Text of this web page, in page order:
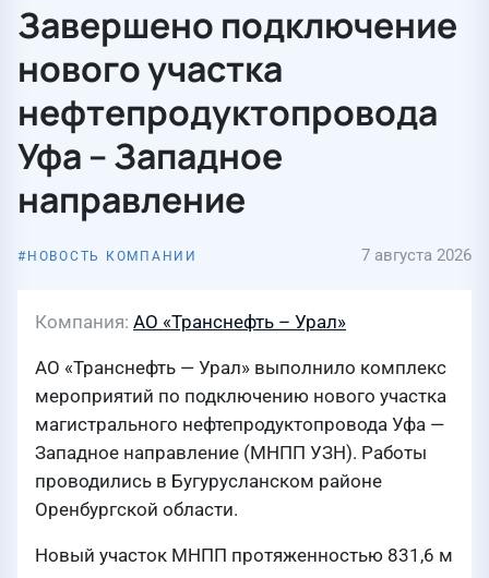
Завершено подключение
нового участка
нефтепродуктопровода
Уфа – Западное
направление
НОВОСТЬ КОМПАНИИ 7 августа 2026
Компания АО «Транснефть – Урал»
АО «Транснефть — Урал» выполнило комплекс
мероприятий по подключению нового участка
магистрального нефтепродуктопровода Уфа —
Западное направление (МНПП УЗН). Работы
проводились в Бугурусланском районе
Оренбургской области.
Новый участок МНПП протяженностью 831,6 м